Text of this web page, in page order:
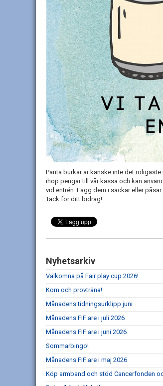
Panta burkar är kanske inte det
ihop pengar till vår kassa och kan
vid entrén. Lägg dem i säckar eller
Tack för ditt bidrag!
Nyhetsarkiv
Välkomna på Fair play cup 2026!
Kom och provträna!
Månadens tidningsurklipp juni
Månadens FIF:are i juli 2026
Månadens FIF:are i juni 2026
Sommarbingo!
Månadens FIF:are i maj 2026
Köp armband och stöd Cancerfonden